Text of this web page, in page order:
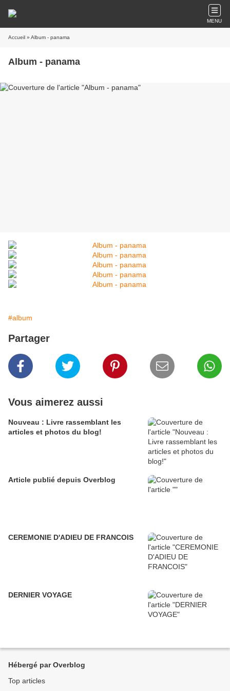
MENU
Accueil » Album - panama
Album - panama
#album
Partager
Vous aimerez aussi
Nouveau : Livre rassemblant les
articles et photos du blog!
Article publié depuis Overblog
CEREMONIE D'ADIEU DE FRANCOIS
DERNIER VOYAGE
Hébergé par Overblog
Top articles